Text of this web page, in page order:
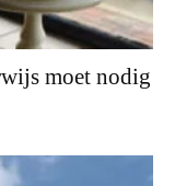
moet nodig